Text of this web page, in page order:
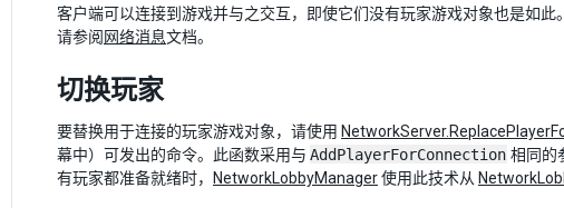
客户端可以连接到游戏并与之交互，即使它们没有玩家游戏对象也是如
请参阅 网络消息文档。
切换玩家
要替换用于连接的玩家游戏对象，请使用
幕中）可发出的命令。此函数采用与 AddPlayerForConnection 相同的
有玩家都准备就绪时，
NetworkLobbyManager使用此技术从